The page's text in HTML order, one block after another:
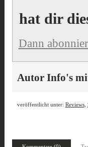
hat dir
Dann
Autor Info's
veröffentlicht unter: Reviews,